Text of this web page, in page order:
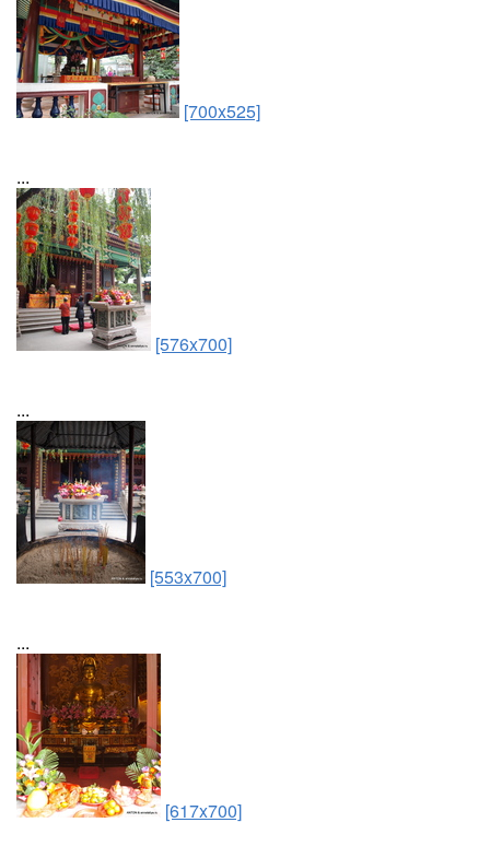
[700x525]
...
[576x700]
...
[553x700]
...
[617x700]